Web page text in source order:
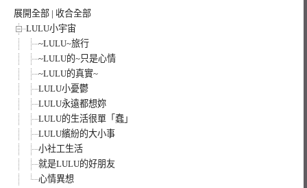
展開全部 | 收合全部
LULU小宇宙
~LULU~旅行
~LULU的~只是心情
~LULU的真實~
LULU小憂鬱
LULU永遠都想妳
LULU的生活很單「蠢」
LULU繽紛的大小事
小社工生活
就是LULU的好朋友
心情異想